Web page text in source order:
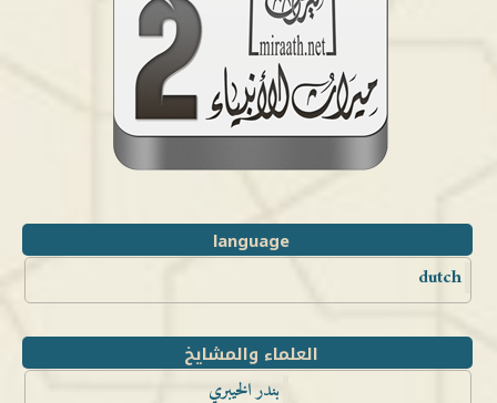
language
dutch
العلماء والمشايخ
بندر الخيبري